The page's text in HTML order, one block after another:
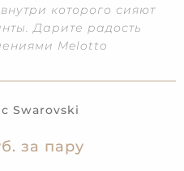
которого сияют
Дарите радость
Melotto
Swarovski
за пару